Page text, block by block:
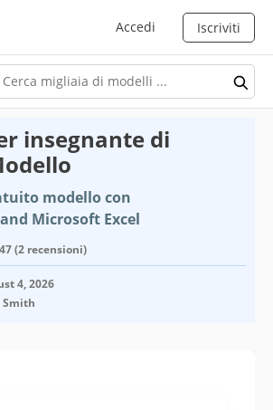
Accedi Iscriviti
insegnante di
modello con
Microsoft Excel
(2 recensioni)
4, 2026
Smith